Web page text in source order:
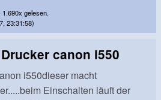
gelesen.
23:31:58)
canon i550
i550dieser macht
Einschalten läuft der